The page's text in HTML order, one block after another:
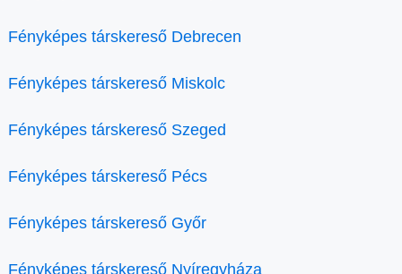
Fényképes társkereső Debrecen
Fényképes társkereső Miskolc
Fényképes társkereső Szeged
Fényképes társkereső Pécs
Fényképes társkereső Győr
Fényképes társkereső Nyíregyháza